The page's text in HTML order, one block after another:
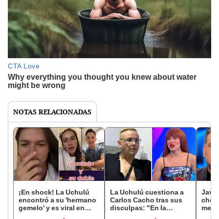
NOTAS RELACIONADAS
¡En shock! La Uchulú
encontró a su 'hermano
gemelo' y es viral en
La Uchulú cuestiona a
Carlos Cacho tras sus
disculpas: "En la
chef'